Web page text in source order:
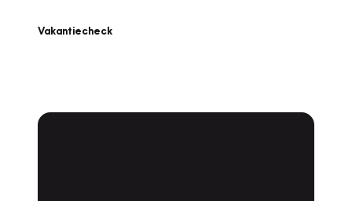
Vakantiecheck